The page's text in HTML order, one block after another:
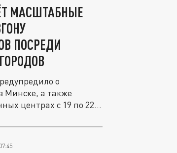
МАСШТАБНЫЕ
ПОСРЕДИ
о
Минске, а также
центрах с 19 по 22...